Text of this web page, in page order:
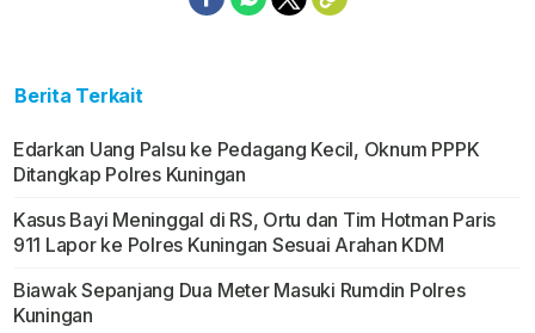
Berita Terkait
Edarkan Uang Palsu ke Pedagang Kecil, Oknum PPPK
Ditangkap Polres Kuningan
Kasus Bayi Meninggal di RS, Ortu dan Tim Hotman Paris
911 Lapor ke Polres Kuningan Sesuai Arahan KDM
Biawak Sepanjang Dua Meter Masuki Rumdin Polres
Kuningan